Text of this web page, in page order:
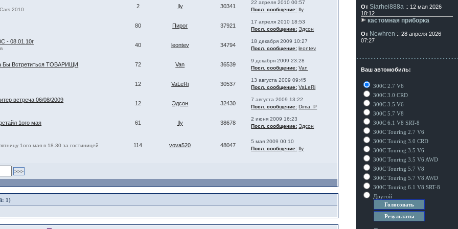
2010
2 Ily 30341
22 апреля 2010 00:57
Посл. сообщение: Ily
80 Пирог 37921
17 апреля 2010 18:53
Посл. сообщение: Эдсон
- 08.01.10г
40 leontev 34794
18 декабря 2009 10:27
Посл. сообщение: leontev
Бы Встретиться ТОВАРИЩИ 72 Van 36539
9 декабря 2009 23:28
Посл. сообщение: Van
12 VaLeRi 30537
13 августа 2009 09:45
Посл. сообщение: VaLeRi
встреча 06/08/2009
12 Эдсон 32430
7 августа 2009 13:22
Посл. сообщение: Dima_P
1ого мая 61 Ily 38678
2 июня 2009 16:23
Посл. сообщение: Эдсон
1ого мая в 18.30 за гостиницей
114 vova520 48047
5 мая 2009 00:10
Посл. сообщение: Ily
1)
От Siarhei888a :: 12 мая 2026
18:12
кастомная приборка
От Newhren :: 28 апреля 2026
07:27
Ваш автомобиль:
300C 2.7 V6
300C 3.0 CRD
300C 3.5 V6
300C 5.7 V8
300C 6.1 V8 SRT-8
300C Touring 2.7 V6
300C Touring 3.0 CRD
300C Touring 3.5 V6
300C Touring 3.5 V6 AWD
300C Touring 5.7 V8
300C Touring 5.7 V8 AWD
300C Touring 6.1 V8 SRT-8
Другой